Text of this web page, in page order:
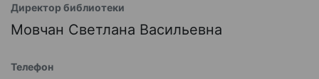
Директор библиотеки
Мовчан Светлана Васильевна
Телефон